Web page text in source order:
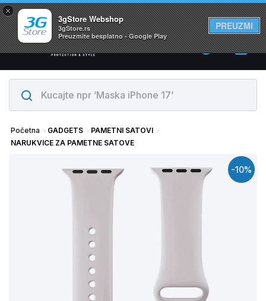
×
3gStore Webshop
3gStore.rs
Preuzmite besplatno - Google Play
PREUZMI
Svi proizvodi su na lageru. Slanje istog dana!
0
Početna GADGETS
PAMETNI SATOVI
NARUKVICE ZA PAMETNE SATOVE
-10%